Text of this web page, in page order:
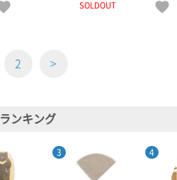
SOLDOUT
2 >
ランキング